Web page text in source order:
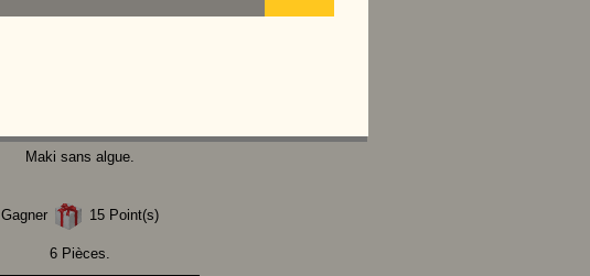
Maki sans algue.
Gagner 15 Point(s)
6 Pièces.